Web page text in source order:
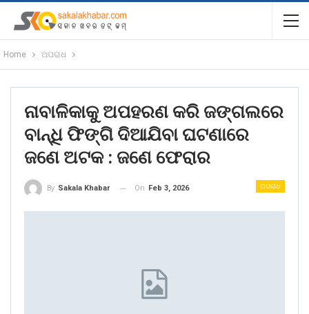
Home ଅପରାଧ
ନାବାଳିକାକୁ ଅପହରଣ କରି ଜଙ୍ଗଲରେ
ବାନ୍ଧି ଫିଙ୍ଗି ଦିଆଯିବା ଘଟଣାରେ
ଜଣେ ଅଟକ : ଜଣେ ଫେରାର
ଅପରାଧ
By Sakala Khabar On Feb 3, 2026